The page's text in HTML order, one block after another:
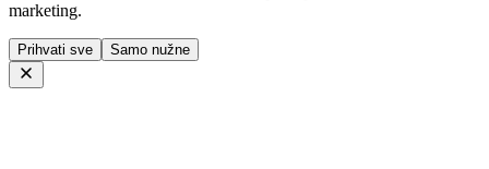
marketing.
Prihvati sve Samo nužne